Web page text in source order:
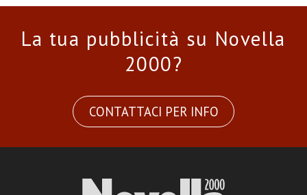
La tua pubblicità su Novella
2000?
CONTATTACI PER INFO